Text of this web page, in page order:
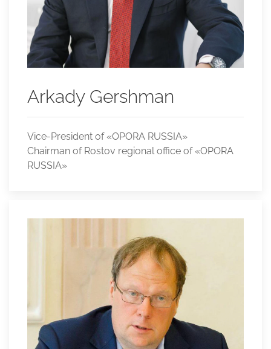
Arkady Gershman
Vice-President of «OPORA RUSSIA»
Chairman of Rostov regional office of «OPORA
RUSSIA»